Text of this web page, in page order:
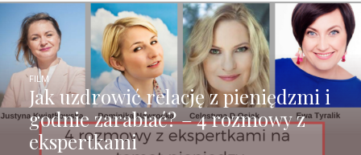
Jak uzdrowić relację z pieniędzmi i
godnie zarabiać? – 4 rozmowy z
ekspertkami
FILM